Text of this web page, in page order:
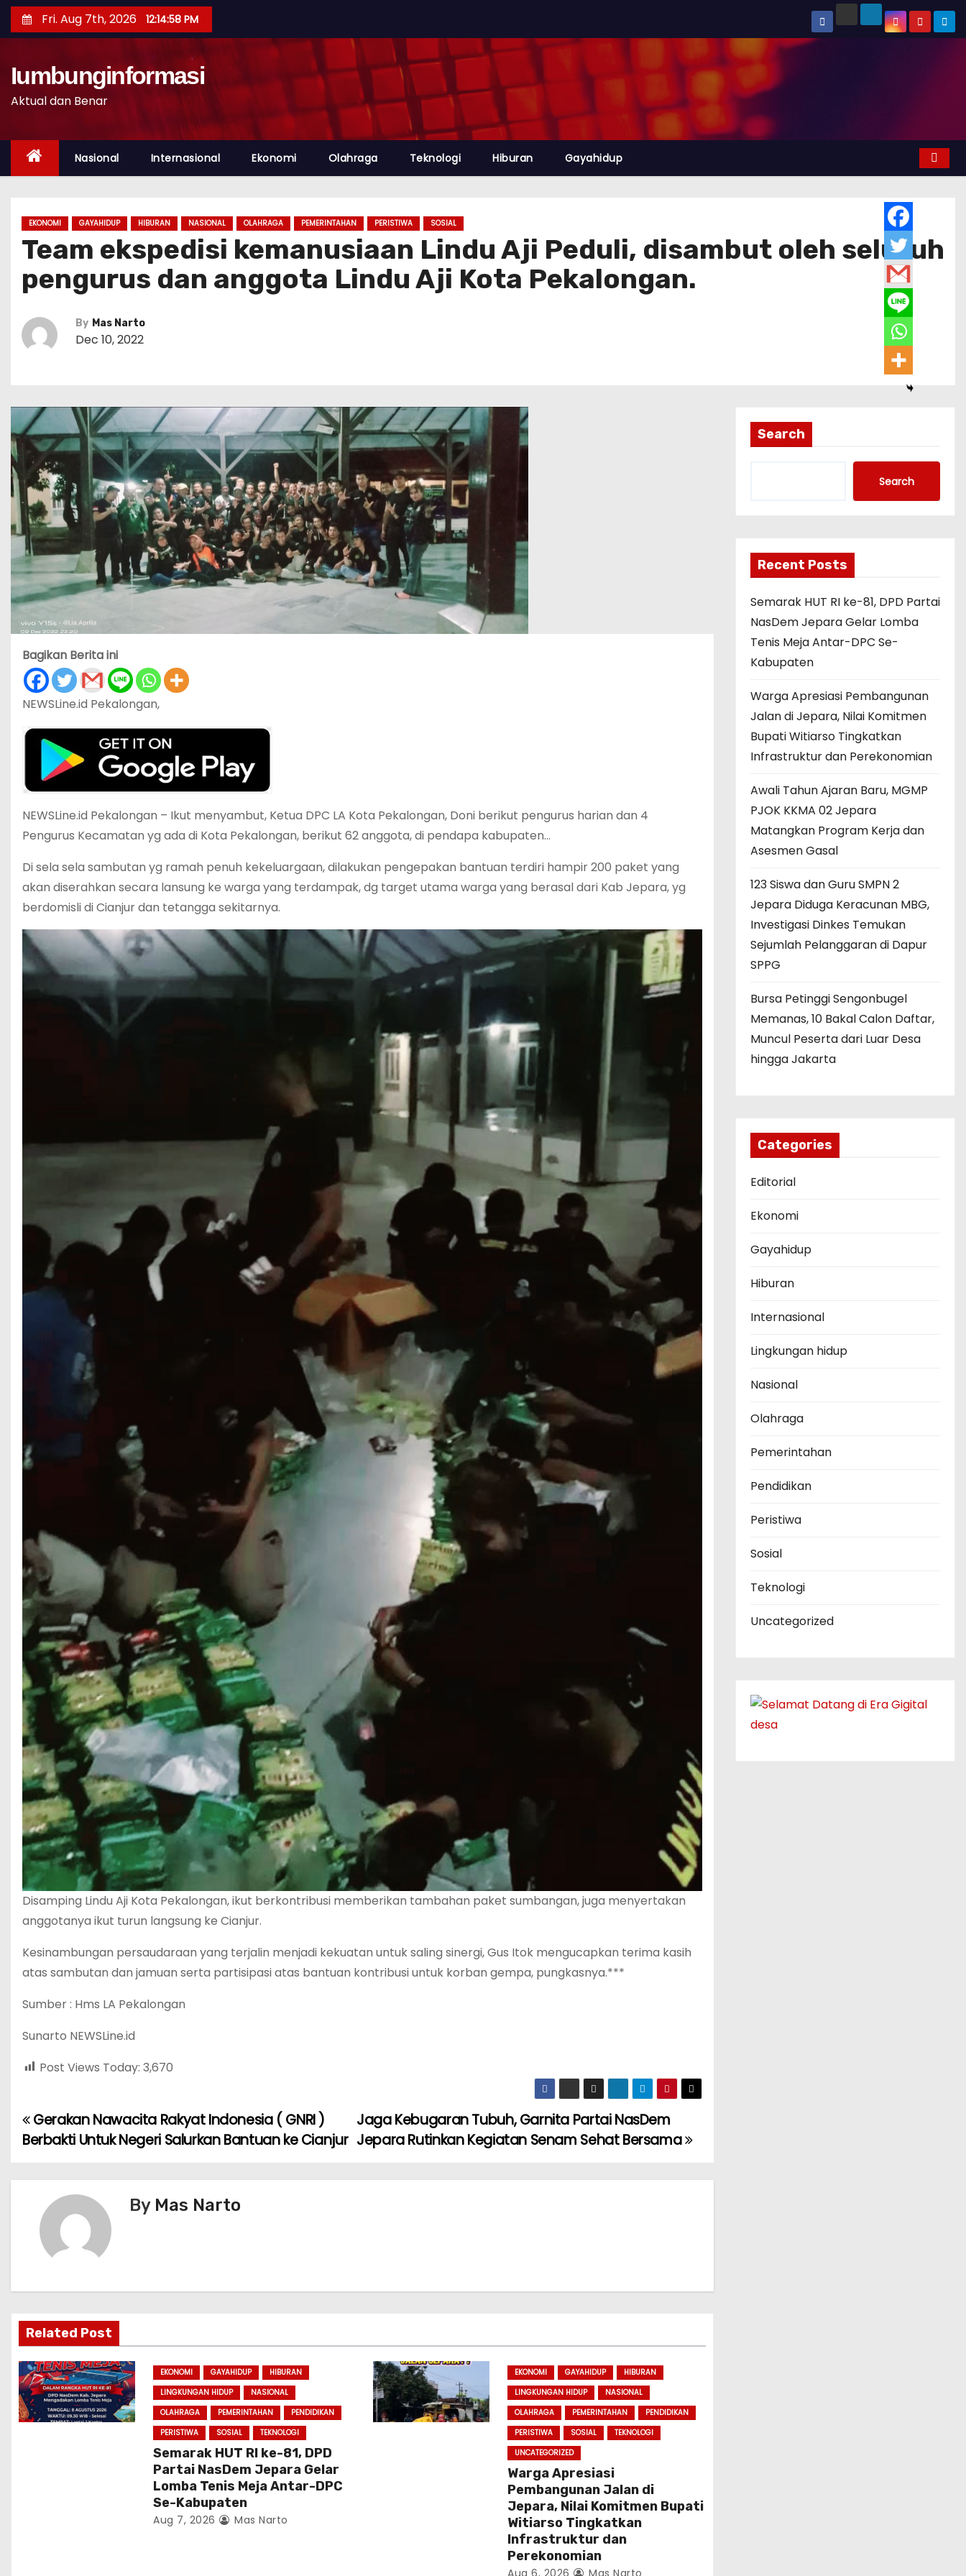
Fri. Aug 7th, 2026 12:15:00 PM
Iumbunginformasi
Aktual dan Benar
Nasional Internasional Ekonomi Olahraga Teknologi Hiburan Gayahidup
EKONOMI GAYAHIDUP HIBURAN NASIONAL OLAHRAGA PEMERINTAHAN PERISTIWA SOSIAL
Team ekspedisi kemanusiaan Lindu Aji Peduli, disambut oleh seluruh
pengurus dan anggota Lindu Aji Kota Pekalongan.
By Mas Narto
Dec 10, 2022
Bagikan Berita ini
NEWSLine.id Pekalongan,
NEWSLine.id Pekalongan – Ikut menyambut, Ketua DPC LA Kota Pekalongan, Doni berikut pengurus harian dan 4
Pengurus Kecamatan yg ada di Kota Pekalongan, berikut 62 anggota, di pendapa kabupaten…
Di sela sela sambutan yg ramah penuh kekeluargaan, dilakukan pengepakan bantuan terdiri hampir 200 paket yang
akan diserahkan secara lansung ke warga yang terdampak, dg target utama warga yang berasal dari Kab Jepara, yg
berdomisli di Cianjur dan tetangga sekitarnya.
Disamping Lindu Aji Kota Pekalongan, ikut berkontribusi memberikan tambahan paket sumbangan, juga menyertakan
anggotanya ikut turun langsung ke Cianjur.
Kesinambungan persaudaraan yang terjalin menjadi kekuatan untuk saling sinergi, Gus Itok mengucapkan terima kasih
atas sambutan dan jamuan serta partisipasi atas bantuan kontribusi untuk korban gempa, pungkasnya.***
Sumber : Hms LA Pekalongan
Sunarto NEWSLine.id
Post Views Today: 3,670
P
s
i
g
a
t
Jaga Kebugaran Tubuh, Garnita Partai NasDem
Jepara Rutinkan Kegiatan Senam Sehat Bersama
Gerakan Nawacita Rakyat Indonesia ( GNRI )
Berbakti Untuk Negeri Salurkan Bantuan ke Cianjur
By Mas Narto
Related Post
EKONOMI GAYAHIDUP
HIBURAN
LINGKUNGAN HIDUP
NASIONAL
OLAHRAGA
PEMERINTAHAN
PENDIDIKAN
PERISTIWA
SOSIAL TEKNOLOGI
Semarak HUT RI ke-81, DPD
Partai NasDem Jepara Gelar
Lomba Tenis Meja Antar-DPC
Se-Kabupaten
Aug 7, 2026 Mas Narto
EKONOMI GAYAHIDUP
HIBURAN
LINGKUNGAN HIDUP
NASIONAL
OLAHRAGA
PEMERINTAHAN
PENDIDIKAN
PERISTIWA
SOSIAL
TEKNOLOGI
UNCATEGORIZED
Warga Apresiasi
Pembangunan Jalan di
Jepara, Nilai Komitmen Bupati
Witiarso Tingkatkan
Infrastruktur dan
Perekonomian
Aug 6, 2026 Mas Narto
Search
Search
Recent Posts
Semarak HUT RI ke-81, DPD Partai
NasDem Jepara Gelar Lomba
Tenis Meja Antar-DPC Se-
Kabupaten
Warga Apresiasi Pembangunan
Jalan di Jepara, Nilai Komitmen
Bupati Witiarso Tingkatkan
Infrastruktur dan Perekonomian
Awali Tahun Ajaran Baru, MGMP
PJOK KKMA 02 Jepara
Matangkan Program Kerja dan
Asesmen Gasal
123 Siswa dan Guru SMPN 2
Jepara Diduga Keracunan MBG,
Investigasi Dinkes Temukan
Sejumlah Pelanggaran di Dapur
SPPG
Bursa Petinggi Sengonbugel
Memanas, 10 Bakal Calon Daftar,
Muncul Peserta dari Luar Desa
hingga Jakarta
Categories
Editorial
Ekonomi
Gayahidup
Hiburan
Internasional
Lingkungan hidup
Nasional
Olahraga
Pemerintahan
Pendidikan
Peristiwa
Sosial
Teknologi
Uncategorized